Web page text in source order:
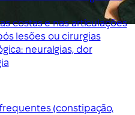
costas e nas articulações
lesões ou cirurgias
neuralgias, dor
(constipação,